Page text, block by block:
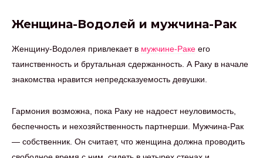
Женщина-Водолей и мужчина-Рак
Женщину-Водолея привлекает в мужчине-Раке его
таинственность и брутальная сдержанность. А Раку в начале
знакомства нравится непредсказуемость девушки.
Гармония возможна, пока Раку не надоест неуловимость,
беспечность и нехозяйственность партнерши. Мужчина-Рак
— собственник. Он считает, что женщина должна проводить